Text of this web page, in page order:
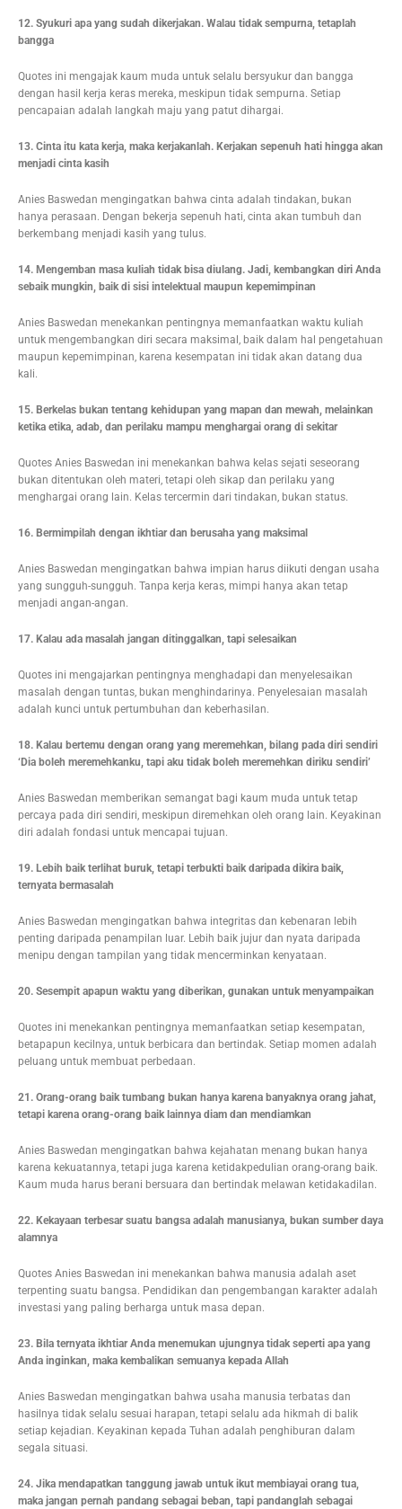
12. Syukuri apa yang sudah dikerjakan. Walau tidak sempurna, tetaplah
bangga
Quotes ini mengajak kaum muda untuk selalu bersyukur dan bangga
dengan hasil kerja keras mereka, meskipun tidak sempurna. Setiap
pencapaian adalah langkah maju yang patut dihargai.
13. Cinta itu kata kerja, maka kerjakanlah. Kerjakan sepenuh hati hingga akan
menjadi cinta kasih
Anies Baswedan mengingatkan bahwa cinta adalah tindakan, bukan
hanya perasaan. Dengan bekerja sepenuh hati, cinta akan tumbuh dan
berkembang menjadi kasih yang tulus.
14. Mengemban masa kuliah tidak bisa diulang. Jadi, kembangkan diri Anda
sebaik mungkin, baik di sisi intelektual maupun kepemimpinan
Anies Baswedan menekankan pentingnya memanfaatkan waktu kuliah
untuk mengembangkan diri secara maksimal, baik dalam hal pengetahuan
maupun kepemimpinan, karena kesempatan ini tidak akan datang dua
kali.
15. Berkelas bukan tentang kehidupan yang mapan dan mewah, melainkan
ketika etika, adab, dan perilaku mampu menghargai orang di sekitar
Quotes Anies Baswedan ini menekankan bahwa kelas sejati seseorang
bukan ditentukan oleh materi, tetapi oleh sikap dan perilaku yang
menghargai orang lain. Kelas tercermin dari tindakan, bukan status.
16. Bermimpilah dengan ikhtiar dan berusaha yang maksimal
Anies Baswedan mengingatkan bahwa impian harus diikuti dengan usaha
yang sungguh-sungguh. Tanpa kerja keras, mimpi hanya akan tetap
menjadi angan-angan.
17. Kalau ada masalah jangan ditinggalkan, tapi selesaikan
Quotes ini mengajarkan pentingnya menghadapi dan menyelesaikan
masalah dengan tuntas, bukan menghindarinya. Penyelesaian masalah
adalah kunci untuk pertumbuhan dan keberhasilan.
18. Kalau bertemu dengan orang yang meremehkan, bilang pada diri sendiri
‘Dia boleh meremehkanku, tapi aku tidak boleh meremehkan diriku sendiri’
Anies Baswedan memberikan semangat bagi kaum muda untuk tetap
percaya pada diri sendiri, meskipun diremehkan oleh orang lain. Keyakinan
diri adalah fondasi untuk mencapai tujuan.
19. Lebih baik terlihat buruk, tetapi terbukti baik daripada dikira baik,
ternyata bermasalah
Anies Baswedan mengingatkan bahwa integritas dan kebenaran lebih
penting daripada penampilan luar. Lebih baik jujur dan nyata daripada
menipu dengan tampilan yang tidak mencerminkan kenyataan.
20. Sesempit apapun waktu yang diberikan, gunakan untuk menyampaikan
Quotes ini menekankan pentingnya memanfaatkan setiap kesempatan,
betapapun kecilnya, untuk berbicara dan bertindak. Setiap momen adalah
peluang untuk membuat perbedaan.
21. Orang-orang baik tumbang bukan hanya karena banyaknya orang jahat,
tetapi karena orang-orang baik lainnya diam dan mendiamkan
Anies Baswedan mengingatkan bahwa kejahatan menang bukan hanya
karena kekuatannya, tetapi juga karena ketidakpedulian orang-orang baik.
Kaum muda harus berani bersuara dan bertindak melawan ketidakadilan.
22. Kekayaan terbesar suatu bangsa adalah manusianya, bukan sumber daya
alamnya
Quotes Anies Baswedan ini menekankan bahwa manusia adalah aset
terpenting suatu bangsa. Pendidikan dan pengembangan karakter adalah
investasi yang paling berharga untuk masa depan.
23. Bila ternyata ikhtiar Anda menemukan ujungnya tidak seperti apa yang
Anda inginkan, maka kembalikan semuanya kepada Allah
Anies Baswedan mengingatkan bahwa usaha manusia terbatas dan
hasilnya tidak selalu sesuai harapan, tetapi selalu ada hikmah di balik
setiap kejadian. Keyakinan kepada Tuhan adalah penghiburan dalam
segala situasi.
24. Jika mendapatkan tanggung jawab untuk ikut membiayai orang tua,
maka jangan pernah pandang sebagai beban, tapi pandanglah sebagai